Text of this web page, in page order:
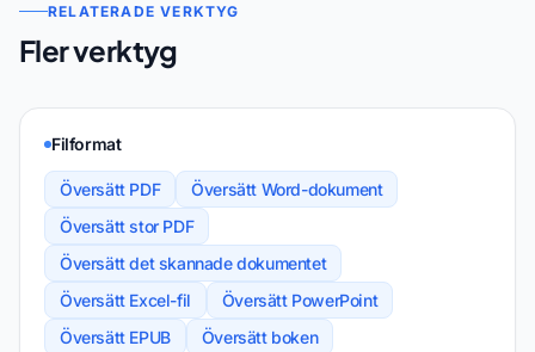
RELATERADE VERKTYG
Fler verktyg
Filformat
Översätt PDF
Översätt Word-dokument
Översätt stor PDF
Översätt det skannade dokumentet
Översätt Excel-fil
Översätt PowerPoint
Översätt EPUB
Översätt boken